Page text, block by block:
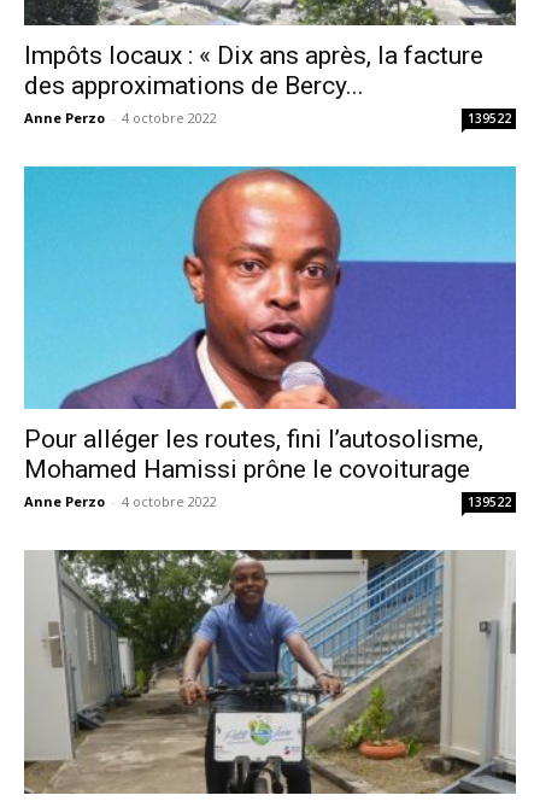
Impôts locaux : « Dix ans après, la facture
des approximations de Bercy...
Anne Perzo - 4 octobre 2022 139522
Pour alléger les routes, fini l’autosolisme,
Mohamed Hamissi prône le covoiturage
Anne Perzo - 4 octobre 2022 139522